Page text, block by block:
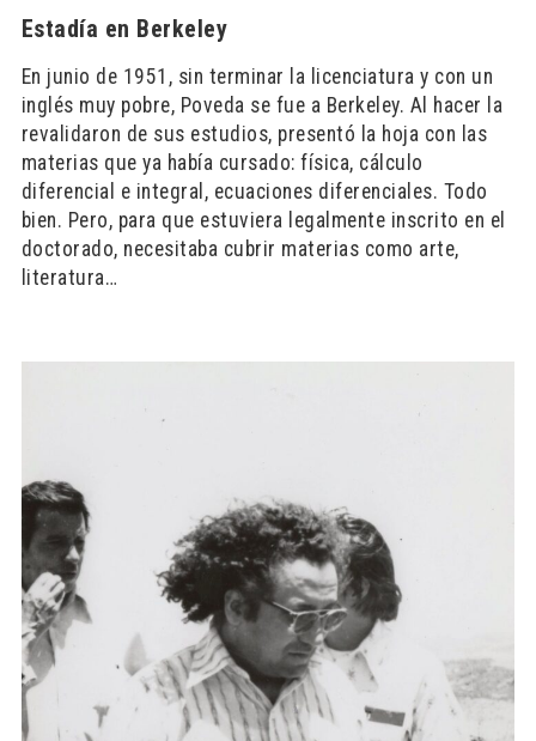
Estadía en Berkeley
En junio de 1951, sin terminar la licenciatura y con un
inglés muy pobre, Poveda se fue a Berkeley. Al hacer la
revalidaron de sus estudios, presentó la hoja con las
materias que ya había cursado: física, cálculo
diferencial e integral, ecuaciones diferenciales. Todo
bien. Pero, para que estuviera legalmente inscrito en el
doctorado, necesitaba cubrir materias como arte,
literatura…